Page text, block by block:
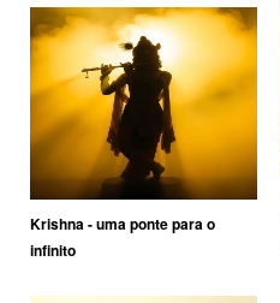
Krishna - uma ponte para o
infinito